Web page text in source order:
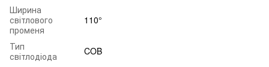
Ширина
світлового
променя
110°
Тип
світлодіода
COB